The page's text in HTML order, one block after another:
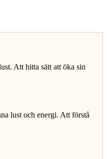
Att hitta sätt att öka sin
lust och energi. Att förstå